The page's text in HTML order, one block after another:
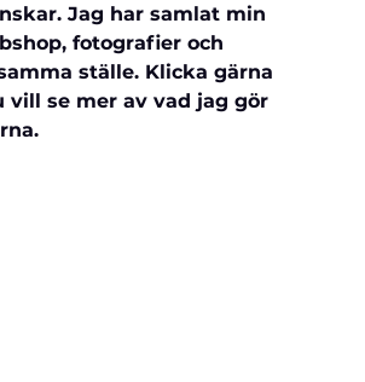
Jag har samlat min
fotografier och
ställe. Klicka gärna
vill se mer av vad jag gör